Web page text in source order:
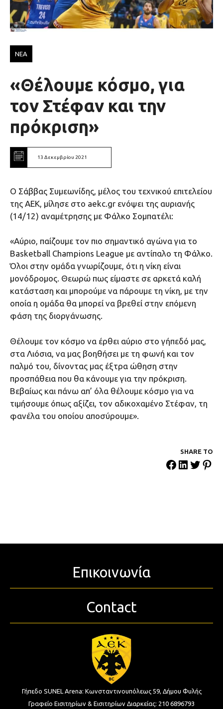
ΝΕΑ
«Θέλουμε κόσμο, για
τον Στέφαν και την
πρόκριση»
13 Δεκεμβρίου 2021
O Σάββας Συμεωνίδης, μέλος του τεχνικού επιτελείου
της ΑΕΚ, μίλησε στο aekc.gr ενόψει της αυριανής
(14/12) αναμέτρησης με Φάλκο Σομπατέλι:
«Αύριο, παίζουμε τον πιο σημαντικό αγώνα για το
Basketball Champions League με αντίπαλο τη Φάλκο.
Όλοι στην ομάδα γνωρίζουμε, ότι η νίκη είναι
μονόδρομος. Θεωρώ πως είμαστε σε αρκετά καλή
κατάσταση και μπορούμε να πάρουμε τη νίκη, με την
οποία η ομάδα θα μπορεί να βρεθεί στην επόμενη
φάση της διοργάνωσης.
Θέλουμε τον κόσμο να έρθει αύριο στο γήπεδό μας,
στα Λιόσια, να μας βοηθήσει με τη φωνή και τον
παλμό του, δίνοντας μας έξτρα ώθηση στην
προσπάθεια που θα κάνουμε για την πρόκριση.
Βεβαίως και πάνω απ’ όλα θέλουμε κόσμο για να
τιμήσουμε όπως αξίζει, τον αδικοχαμένο Στέφαν, τη
φανέλα του οποίου αποσύρουμε».
SHARE ΤΟ
Επικοινωνία
Contact
Γήπεδο SUNEL Arena: Κωνσταντινουπόλεως 59, Δήμου Φυλής
Γραφείο Εισιτηρίων & Εισιτηρίων Διαρκείας: 210 6896793